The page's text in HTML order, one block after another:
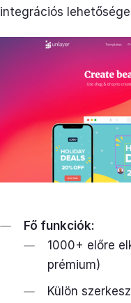
integrációs
Fő funkciók:
1000+ előre
prémium)
Külön